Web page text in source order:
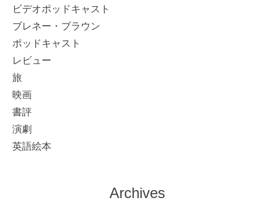
ビデオポッドキャスト
ブレネー・ブラウン
ポッドキャスト
レビュー
旅
映画
書評
演劇
英語絵本
Archives